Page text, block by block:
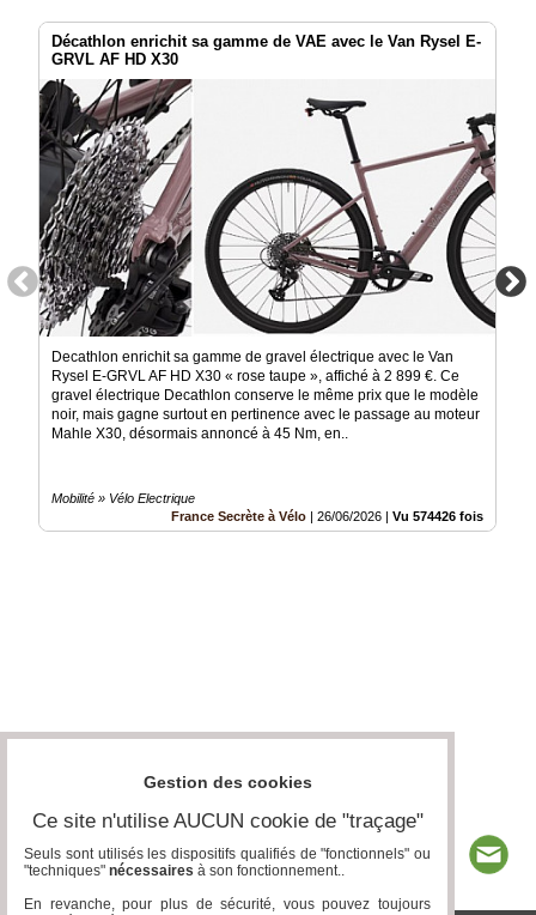
Décathlon enrichit sa gamme de VAE avec le Van Rysel E-
GRVL AF HD X30
Decathlon enrichit sa gamme de gravel électrique avec le Van
Rysel E-GRVL AF HD X30 « rose taupe », affiché à 2 899 €. Ce
gravel électrique Decathlon conserve le même prix que le modèle
noir, mais gagne surtout en pertinence avec le passage au moteur
Mahle X30, désormais annoncé à 45 Nm, en..
Mobilité » Vélo Electrique
France Secrète à Vélo
26/06/2026 Vu 574426 fois
Gestion des cookies
Ce site n'utilise AUCUN cookie de "traçage"
Seuls sont utilisés les dispositifs qualifiés de "fonctionnels" ou
"techniques" nécessaires à son fonctionnement..
En revanche, pour plus de sécurité, vous pouvez toujours